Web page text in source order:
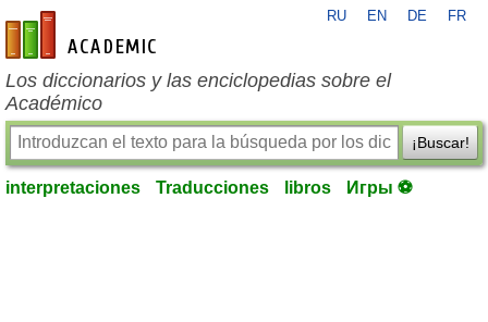
es-academic.com
RU EN DE FR
Los diccionarios y las enciclopedias sobre el
Académico
¡Buscar!
interpretaciones Traducciones libros Игры ⚽